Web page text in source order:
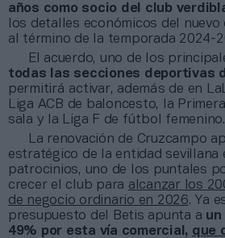
años como socio del club
los detalles económicos del
al término de la temporada 2024-
El acuerdo, uno de los
todas las secciones deportivas
permitirá activar, además de en
Liga ACB de baloncesto, la
sala y la Liga F de fútbol femenino.
La renovación de Cruzcampo
estratégico de la entidad sevillana
patrocinios, uno de los puntales
crecer el club para alcanzar los
de negocio ordinario en 2026. Ya
presupuesto del Betis apunta a un
49% por esta vía comercial, que